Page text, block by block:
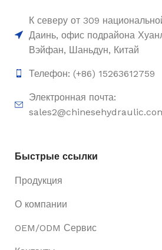
К северу от 309
Даинь, офис подрайона
Вэйфан, Шаньдун, Китай
Телефон: (+86) 15263612759
Электронная почта:
Быстрые ссылки
Продукция
О компании
OEM/ODM Сервис